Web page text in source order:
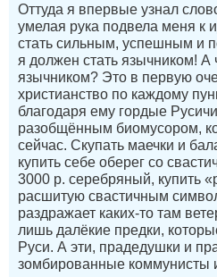
Оттуда я впервые узнал
умелая рука подвела меня к
стать сильным, успешным и
я должен стать язычником! А
язычником? Это в первую
христианство по каждому
благодаря ему гордые
разобщённым биомусором,
сейчас. Скупать маечки и
купить себе оберег со
3000 р. серебряный, купить
расшитую свастичным
раздражает каких-то там
лишь далёкие предки,
Руси. А эти, прадедушки и
зомбированные коммунисты